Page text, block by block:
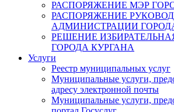
РАСПОРЯЖЕНИЕ МЭР
РАСПОРЯЖЕНИЕ
АДМИНИСТРАЦИИ
РЕШЕНИЕ
ГОРОДА КУРГАНА
Услуги
Реестр муниципальных услуг
Муниципальные услуги,
адресу электронной почты
Муниципальные услуги,